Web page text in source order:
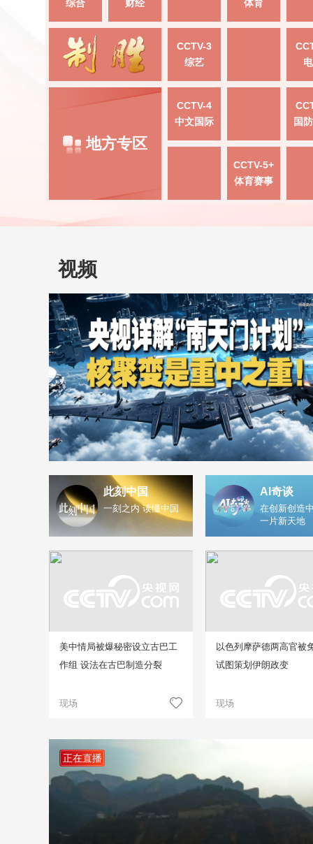
综合 财经 体育
CCTV-3
综艺
地方专区
CCTV-4
中文国际
国
CCTV-5+
体育赛事
视频
此刻中国
一刻之内 读懂中国
AI奇谈
在创新创造
一片新天地
美中情局被爆秘密设立古巴工
作组 设法在古巴制造分裂
现场
以色列摩萨德两高官被
试图策划伊朗政变
现场
正在直播